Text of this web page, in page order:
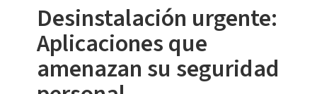
Desinstalación urgente:
Aplicaciones que
amenazan su seguridad